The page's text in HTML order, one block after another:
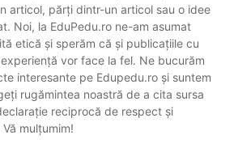
articol, părți dintr-un articol sau o idee
Noi, la EduPedu.ro ne-am asumat
etică și sperăm că și publicațiile cu
vor face la fel. Ne bucurăm
interesante pe Edupedu.ro și suntem
rugămintea noastră de a cita sursa
reciprocă de respect și
mulțumim!